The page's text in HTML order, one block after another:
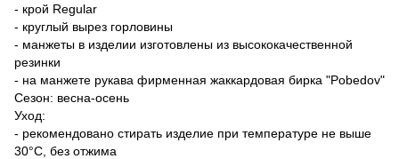
- крой Regular
- круглый вырез горловины
- манжеты в изделии изготовлены из высококачественной
резинки
- на манжете рукава фирменная жаккардовая бирка "Pobedov"
Сезон: весна-осень
Уход:
- рекомендовано стирать изделие при температуре не выше
30°C, без отжима